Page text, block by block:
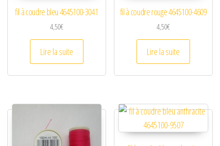
fil à coudre bleu 4645100-3041
4,50€
Lire la suite
fil à coudre rouge 4645100-4609
4,50€
Lire la suite